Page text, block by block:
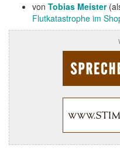
von Tobias Meister
Flutkatastrophe im